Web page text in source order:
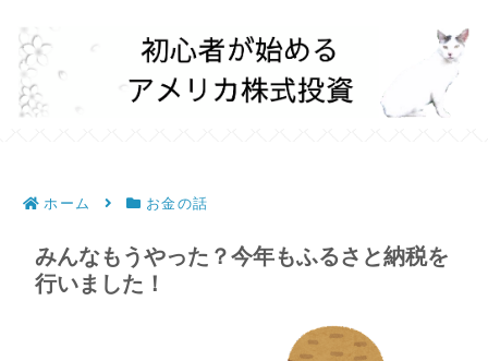
ホーム お金の話
みんなもうやった？今年もふるさと納税を
行いました！